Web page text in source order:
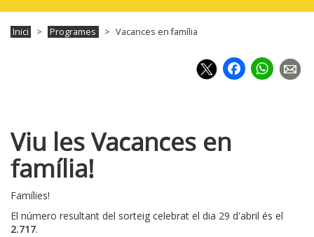
Inici Programes Vacances en família
Viu les Vacances en
família!
Famílies!
El número resultant del sorteig celebrat el dia 29 d'abril és el
2.717.